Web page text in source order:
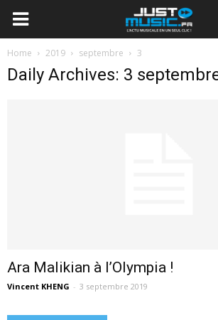
Home 2019 septembre 3
Daily Archives: 3
Ara Malikian à l’Olympia !
Vincent KHENG - 3 septembre 2019